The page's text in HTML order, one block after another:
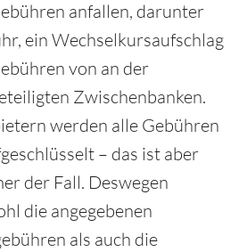
anfallen, darunter
ein Wechselkursaufschlag
von an der
Zwischenbanken.
werden alle Gebühren
– das ist aber
der Fall. Deswegen
die angegebenen
als auch die